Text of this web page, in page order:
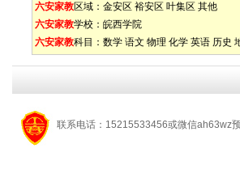
六安家教区域： 金安区 裕安区 叶集区 其他
六安家教学校： 皖西学院
六安家教科目： 数学 语文 物理 化学 英语 历史
联系电话：15215533456或微信ah63wz